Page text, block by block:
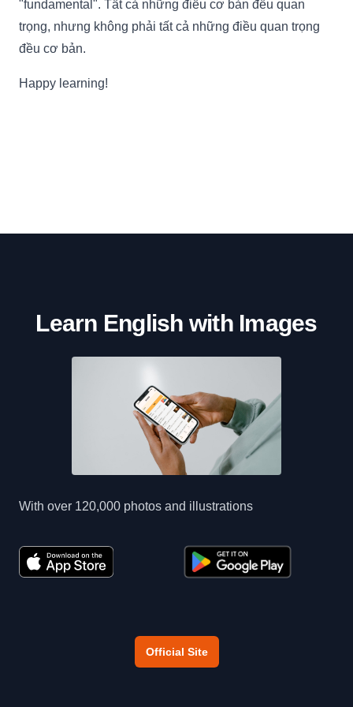
"fundamental". Tất cả những điều cơ bản đều quan
trọng, nhưng không phải tất cả những điều quan trọng
đều cơ bản.
Happy learning!
Learn English with Images
With over 120,000 photos and illustrations
Official Site